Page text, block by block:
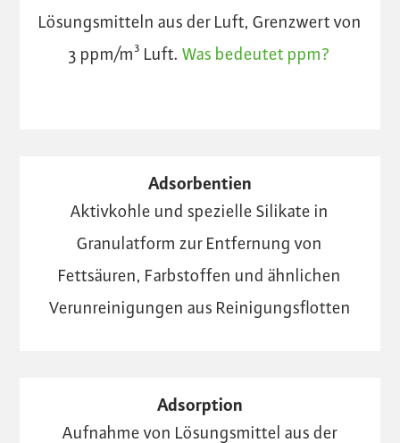
Lösungsmitteln aus der Luft, Grenzwert von
3 ppm/m³ Luft.Was bedeutet ppm?
Adsorbentien
Aktivkohle und spezielle Silikate in
Granulatform zur Entfernung von
Fettsäuren, Farbstoffen und ähnlichen
Verunreinigungen aus Reinigungsflotten
Adsorption
Aufnahme von Lösungsmittel aus der